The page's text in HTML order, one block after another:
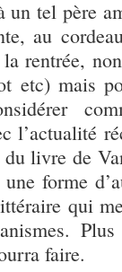
un tel père
au
rentrée,
etc) mais
l’actualité
livre de
forme
qui
faire.